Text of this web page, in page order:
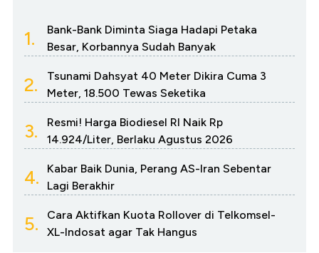
1.
Bank-Bank Diminta Siaga Hadapi Petaka
Besar, Korbannya Sudah Banyak
2.
Tsunami Dahsyat 40 Meter Dikira Cuma 3
Meter, 18.500 Tewas Seketika
3.
Resmi! Harga Biodiesel RI Naik Rp
14.924/Liter, Berlaku Agustus 2026
4.
Kabar Baik Dunia, Perang AS-Iran Sebentar
Lagi Berakhir
5.
Cara Aktifkan Kuota Rollover di Telkomsel-
XL-Indosat agar Tak Hangus